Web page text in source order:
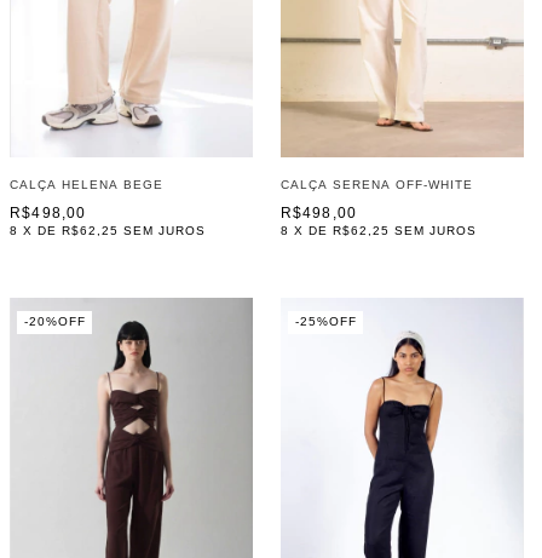
CALÇA HELENA BEGE
R$498,00
8 X DER$62,25 SEM JUROS
CALÇA SERENA OFF-WHITE
R$498,00
8 X DE R$62,25 SEM JUROS
-20%OFF -25%OFF